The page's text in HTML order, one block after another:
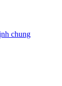
chung